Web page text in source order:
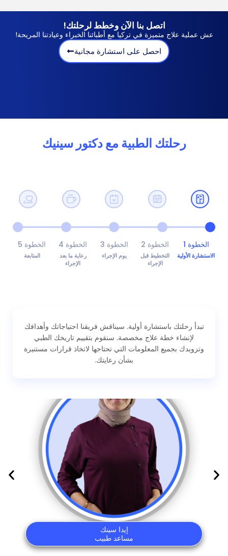
اتصل بنا الآن وخطط لرحلتك!
عش عملية علاج متميزة في تركيا مع أطبائنا الخبراء وعيادتنا المريحة!
احصل على استشارة مجانية
رحلتك الطبية مع دكتور سينيك
الخطوة 1
الاستشارة الأولية
الخطوة 2
التخطيط قبل
الإجراء
الخطوة 3
يوم الإجراء
الخطوة 4
رعاية ما بعد
الإجراء
الخطوة 5
المتابعة
تبدأ رحلتك باستشارة أولية. سيناقش فريقنا احتياجاتك وأهدافك
لإنشاء خطة علاج مخصصة. سنقوم بتقييم تاريخك الطبي
وتزويدك بجميع المعلومات التي تحتاجها لاتخاذ قرارات مستنيرة
بشأن رعايتك.
إيدا سينك
مساعد طبيب